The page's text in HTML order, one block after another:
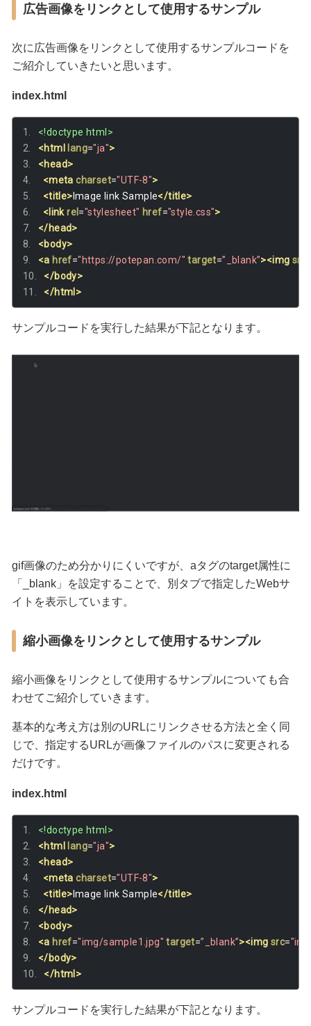
広告画像をリンクとして使用するサンプル
次に広告画像をリンクとして使用するサンプルコードを
ご紹介していきたいと思います。
index.html
<!doctype html>
<html
lang="ja">
<head>
<meta charset="UTF-8">
<title> Image link Sample</title>
<link rel ="stylesheet" href="style.css">
</head>
<body>
<a href="https://potepan.com/" target=”_blank”><img src
</body>
</html>
サンプルコードを実行した結果が下記となります。
gif画像のため分かりにくいですが、aタグのtarget属性に
「_blank」を設定することで、別タブで指定したWebサ
イトを表示しています。
縮小画像をリンクとして使用するサンプル
縮小画像をリンクとして使用するサンプルについても合
わせてご紹介していきます。
基本的な考え方は別のURLにリンクさせる方法と全く同
じで、指定するURLが画像ファイルのパスに変更される
だけです。
index.html
<!doctype html>
<html
lang="ja">
<head>
<meta charset="UTF-8">
<title> Image link Sample</title>
</head>
<body>
<a href="img/sample1.jpg" target=”_blank”><img src=
</body>
</html>
サンプルコードを実行した結果が下記となります。